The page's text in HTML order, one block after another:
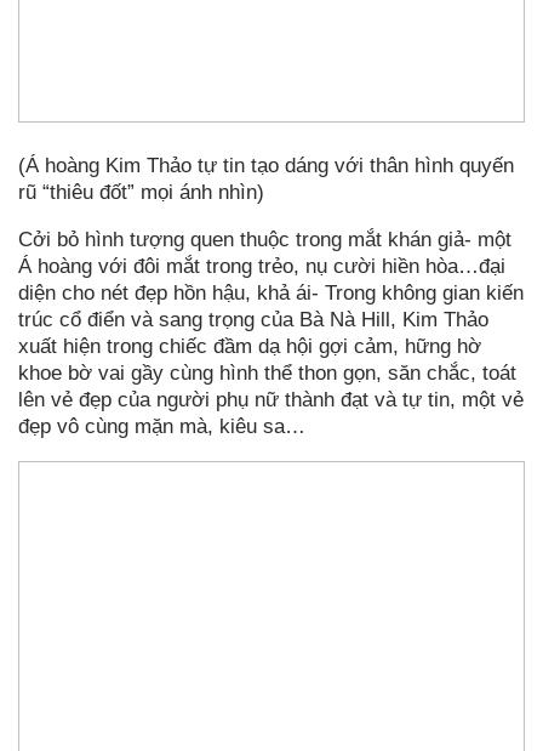
(Á hoàng Kim Thảo tự tin tạo dáng với thân hình quyến
rũ “thiêu đốt” mọi ánh nhìn)
Cởi bỏ hình tượng quen thuộc trong mắt khán giả- một
Á hoàng với đôi mắt trong trẻo, nụ cười hiền hòa…đại
diện cho nét đẹp hồn hậu, khả ái- Trong không gian kiến
trúc cổ điển và sang trọng của Bà Nà Hill, Kim Thảo
xuất hiện trong chiếc đầm dạ hội gợi cảm, hững hờ
khoe bờ vai gầy cùng hình thể thon gọn, săn chắc, toát
lên vẻ đẹp của người phụ nữ thành đạt và tự tin, một vẻ
đẹp vô cùng mặn mà, kiêu sa…